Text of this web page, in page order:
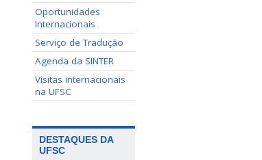
Oportunidades
Internacionais
Serviço de Tradução
Agenda da SINTER
Visitas internacionais
na UFSC
DESTAQUES DA
UFSC